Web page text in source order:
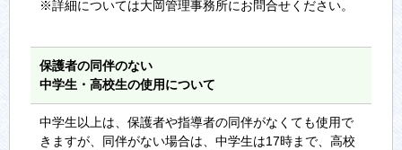
※詳細については大岡管理事務所にお問合せください。
保護者の同伴のない
中学生・高校生の使用について
中学生以上は、保護者や指導者の同伴がなくても使用で
きますが、同伴がない場合は、中学生は17時まで、高校